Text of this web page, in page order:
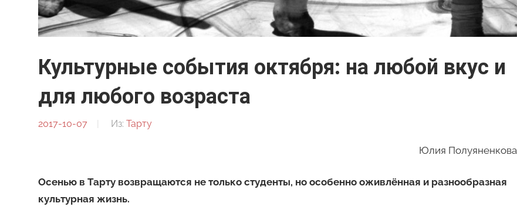
Культурные события октября: на любой вкус и
для любого возраста
2017-10-07
От:
Из: Тарту
Юлия Полуяненкова
Осенью в Тарту возвращаются не только студенты, но особенно оживлённая и разнообразная
культурная жизнь.